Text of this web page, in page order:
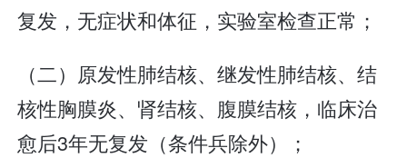
复发，无症状和体征，实验室检查正常；
（二）原发性肺结核、继发性肺结核、结
核性胸膜炎、肾结核、腹膜结核，临床治
愈后3年无复发（条件兵除外）；